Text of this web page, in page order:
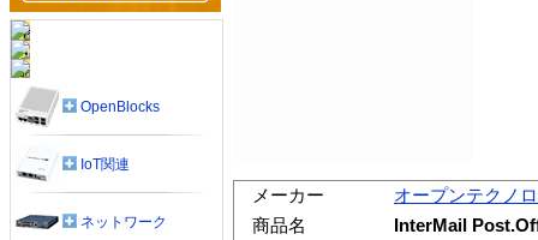
メーカー
オープンテクノ
商品名
InterMail
OpenBlocks
IoT関連
ネットワーク